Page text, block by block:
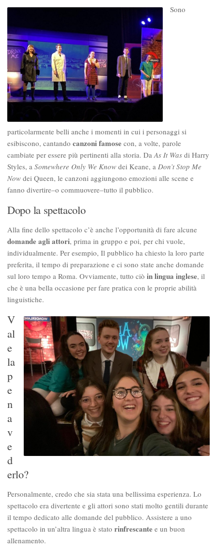
Sono
particolarmente belli anche i momenti in cui i personaggi si
esibiscono, cantando canzoni famose con, a volte, parole
cambiate per essere più pertinenti alla storia. DaAs It Was di Harry
Styles, a Somewhere Only We Know dei Keane, a Don’t Stop Me
Now dei Queen, le canzoni aggiungono emozioni alle scene e
fanno divertire–o commuovere–tutto il pubblico.
Dopo la spettacolo
Alla fine dello spettacolo c’è anche l’opportunità di fare alcune
domande agli attori, prima in gruppo e poi, per chi vuole,
individualmente. Per esempio, Il pubblico ha chiesto la loro parte
preferita, il tempo di preparazione e ci sono state anche domande
sul loro tempo a Roma. Ovviamente, tutto ciò in lingua inglese, il
che è una bella occasione per fare pratica con le proprie abilità
linguistiche.
V
al
e
la
p
e
n
a
v
e
d
erlo?
Personalmente, credo che sia stata una bellissima esperienza. Lo
spettacolo era divertente e gli attori sono stati molto gentili durante
il tempo dedicato alle domande del pubblico. Assistere a uno
spettacolo in un’altra lingua è stato rinfrescante e un buon
allenamento.